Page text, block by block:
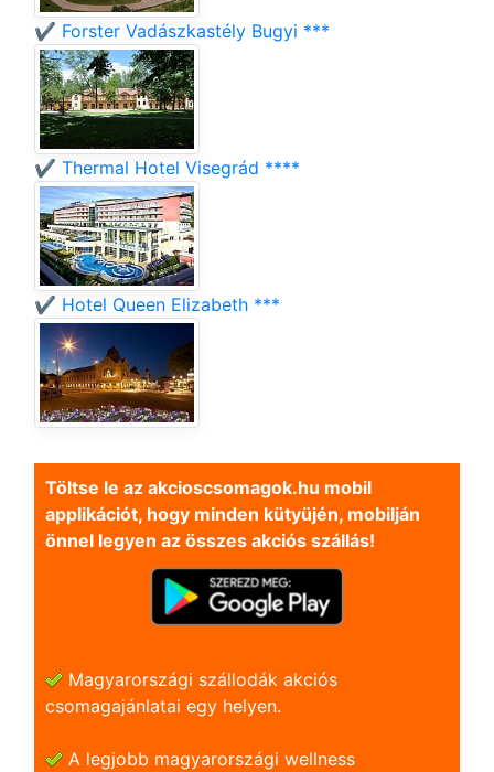
✔️ Forster Vadászkastély Bugyi ***
✔️ Thermal Hotel Visegrád ****
✔️ Hotel Queen Elizabeth ***
Töltse le az akcioscsomagok.hu mobil
applikációt, hogy minden kütyüjén, mobilján
önnel legyen az összes akciós szállás!
Magyarországi szállodák akciós
csomagajánlatai egy helyen.
A legjobb magyarországi wellness